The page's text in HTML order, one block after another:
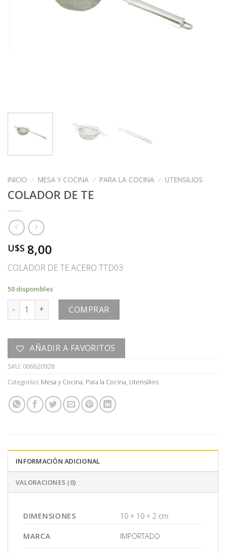
INICIO / MESA Y COCINA / PARA LA COCINA / UTENSILIOS
COLADOR DE TE
U$S 8,00
COLADOR DE TE ACERO TTD03
50 disponibles
COLADOR DE TE cantidad
COMPRAR
AÑADIR A FAVORITOS
SKU: 006620928
Categorías: Mesa y Cocina, Para la Cocina, Utensilios
INFORMACIÓN ADICIONAL
VALORACIONES (0)
DIMENSIONES 10 × 10 × 2 cm
MARCA IMPORTADO